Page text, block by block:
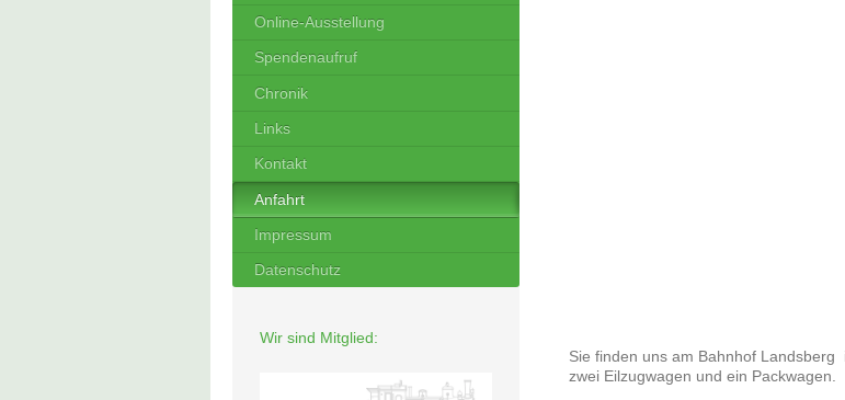
Sie finden uns am Bahnhof Landsberg
zwei Eilzugwagen und ein Packwagen.
Online-Ausstellung
Spendenaufruf
Chronik
Links
Kontakt
Anfahrt
Impressum
Datenschutz
Wir sind Mitglied: